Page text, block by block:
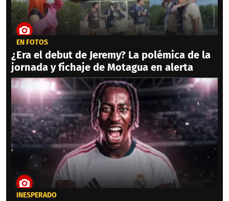
EN FOTOS
¿Era el debut de Jeremy? La polémica de la
jornada y fichaje de Motagua en alerta
INESPERADO